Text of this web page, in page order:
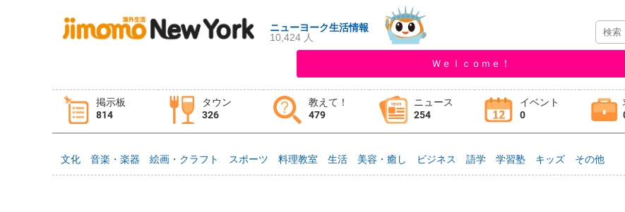
ニューヨーク生活情報
10,424 人
Ｗｅｌｃｏｍｅ！
掲示板
814
タウン
326
教えて！
479
ニュース
254
イベント
0
タウン情報
文化 音楽・楽器 絵画・クラフト スポーツ 料理教室 生活 美容・癒し ビジネス 語学 学習塾 キッズ その他